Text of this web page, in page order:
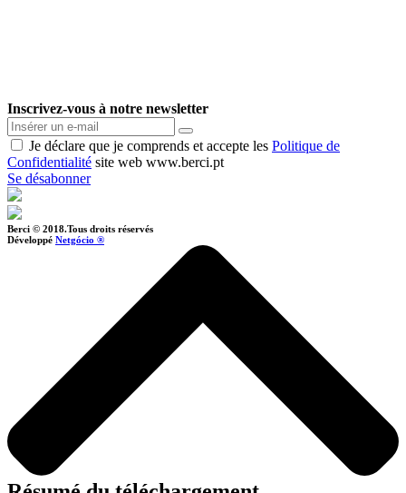
Inscrivez-vous à notre newsletter
Je déclare que je comprends et accepte les Politique de
Confidentialité site web www.berci.pt
Se désabonner
Berci © 2018.Tous droits réservés
Développé Netgócio ®